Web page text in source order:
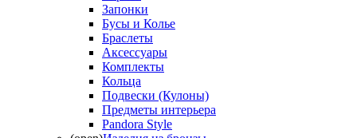
Запонки
Бусы и Колье
Браслеты
Аксессуары
Комплекты
Кольца
Подвески (Кулоны)
Предметы интерьера
Pandora Style